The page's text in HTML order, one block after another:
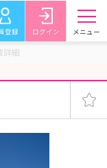
登録 ログイン メニュー
詳細